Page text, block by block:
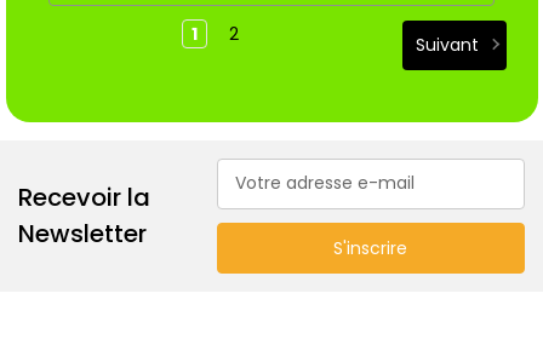
1 2 Suivant
Recevoir la
Newsletter
Adresse
mail